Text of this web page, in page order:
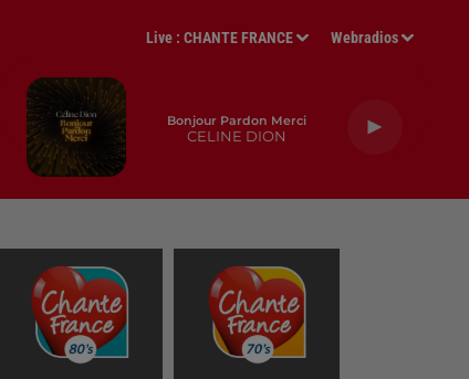
Live :CHANTE FRANCE Webradios
Bonjour Pardon Merci
CELINE DION